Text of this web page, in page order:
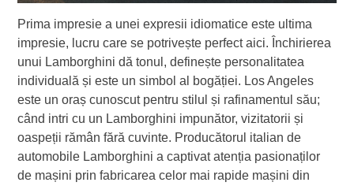
Prima impresie a unei expresii idiomatice este ultima
impresie, lucru care se potrivește perfect aici. Închirierea
unui Lamborghini dă tonul, definește personalitatea
individuală și este un simbol al bogăției. Los Angeles
este un oraș cunoscut pentru stilul și rafinamentul său;
când intri cu un Lamborghini impunător, vizitatorii și
oaspeții rămân fără cuvinte. Producătorul italian de
automobile Lamborghini a captivat atenția pasionaților
de mașini prin fabricarea celor mai rapide mașini din